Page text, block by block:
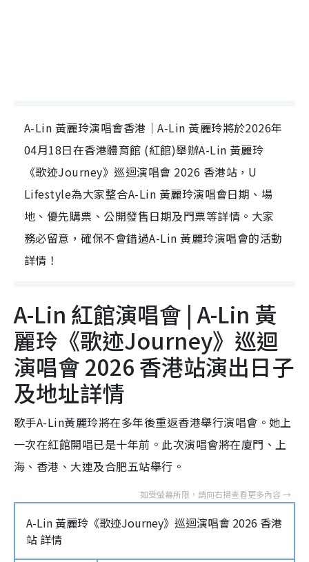
A-Lin 黃麗玲演唱會香港｜A-Lin 黃麗玲將於2026年
04月18日在香港體育館 (紅館)舉辦A-Lin 黃麗玲
《歌迹Journey》巡迴演唱會 2026 香港站，U
Lifestyle為大家整合A-Lin 黃麗玲演唱會日期、場
地、優先購票、公開發售日期及門票等詳情。大家
務必留意，確保不會錯過A-Lin 黃麗玲演唱會的活動
詳情！
A-Lin 紅館演唱會 | A-Lin 黃
麗玲《歌迹Journey》巡迴
演唱會 2026 香港站演出日子
及地址詳情
歌手A-Lin黃麗玲將在多年後重返香港舉行演唱會。她上
一次在紅館開唱已是十年前。此次演唱會將在廈門、上
海、香港、大連及合肥五站舉行。
A-Lin 黃麗玲《歌迹Journey》巡迴演唱會 2026 香港
站 詳情